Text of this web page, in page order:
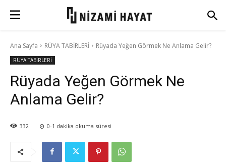
Ana Sayfa RÜYA TABİRLERİ Rüyada Yeğen Görmek Ne Anlama Gelir?
RÜYA TABİRLERİ
Rüyada Yeğen Görmek Ne
Anlama Gelir?
332 0-1 dakika okuma süresi